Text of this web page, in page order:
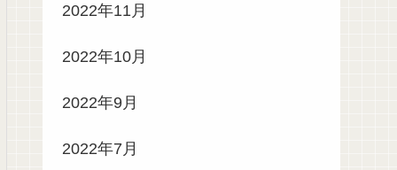
2022年11月
2022年10月
2022年9月
2022年7月